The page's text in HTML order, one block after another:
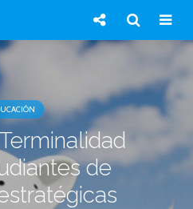
de